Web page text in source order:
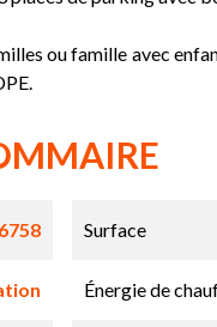
ou famille avec
Surface
Énergie de